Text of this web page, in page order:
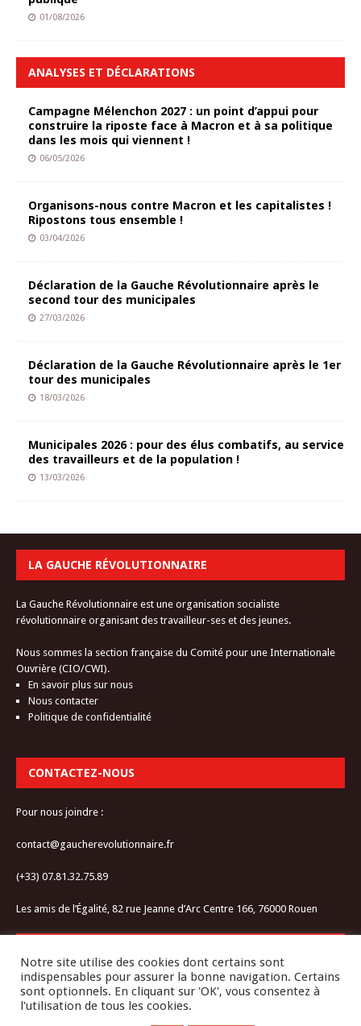
01/08/2026
ANALYSES ET DÉCLARATIONS
Campagne Mélenchon 2027 : un point d’appui pour
construire la riposte face à Macron et à sa politique
dans les mois qui viennent !
06/05/2026
Organisons-nous contre Macron et les capitalistes !
Ripostons tous ensemble !
03/04/2026
Déclaration de la Gauche Révolutionnaire après le
second tour des municipales
27/03/2026
Déclaration de la Gauche Révolutionnaire après le 1er
tour des municipales
18/03/2026
Municipales 2026 : pour des élus combatifs, au service
des travailleurs et de la population !
13/03/2026
LA GAUCHE RÉVOLUTIONNAIRE
La Gauche Révolutionnaire est une organisation socialiste
révolutionnaire organisant des travailleur-ses et des jeunes.
Nous sommes la section française du Comité pour une Internationale
Ouvrière (CIO/CWI).
En savoir plus sur nous
Nous contacter
Politique de confidentialité
CONTACTEZ-NOUS
Pour nous joindre :
contact@gaucherevolutionnaire.fr
(+33) 07.81.32.75.89
Les amis de l’Égalité, 82 rue Jeanne d’Arc Centre 166, 76000 Rouen
Notre site utilise des cookies dont certains sont
indispensables pour assurer la bonne navigation. Certains
sont optionnels. En cliquant sur 'OK', vous consentez à
l'utilisation de tous les cookies.